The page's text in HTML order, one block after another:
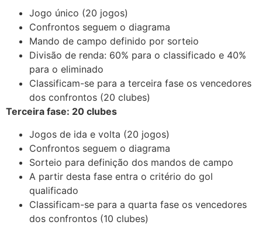
Jogo único (20 jogos)
Confrontos seguem o diagrama
Mando de campo definido por sorteio
Divisão de renda: 60% para o classificado e 40%
para o eliminado
Classificam-se para a terceira fase os vencedores
dos confrontos (20 clubes)
Terceira fase: 20 clubes
Jogos de ida e volta (20 jogos)
Confrontos seguem o diagrama
Sorteio para definição dos mandos de campo
A partir desta fase entra o critério do gol
qualificado
Classificam-se para a quarta fase os vencedores
dos confrontos (10 clubes)